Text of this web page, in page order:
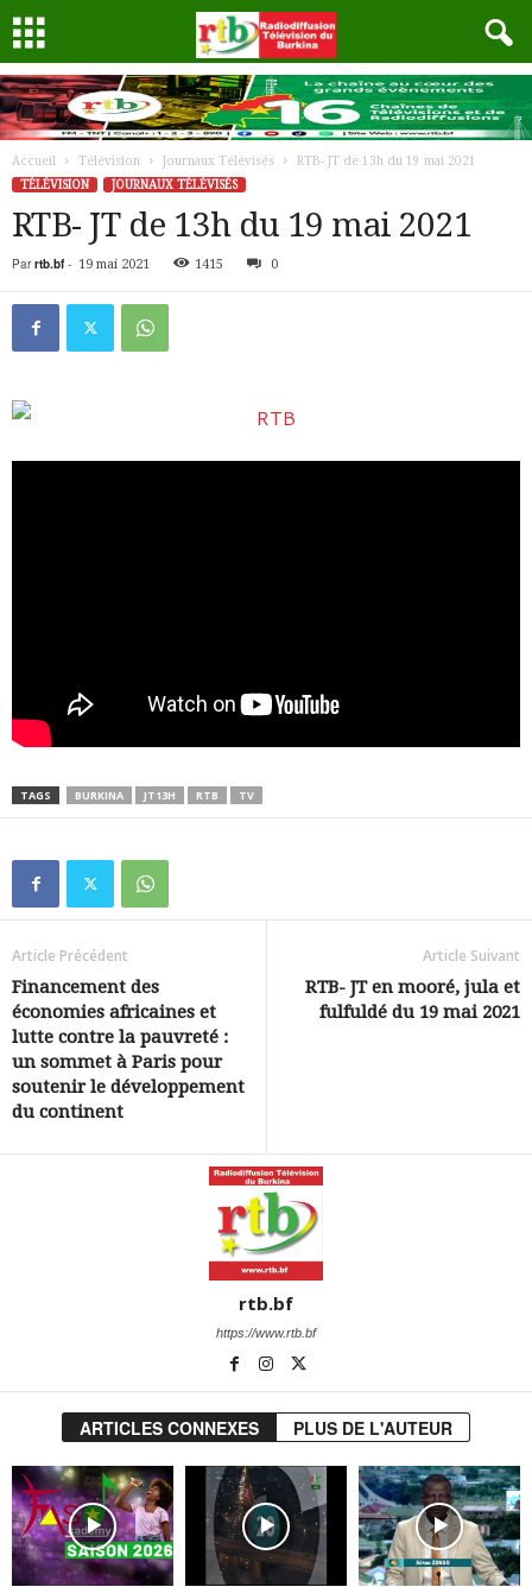
Accueil Télévision Journaux Télévisés
RTB- JT de 13h du 19 mai 2021
TÉLÉVISION
JOURNAUX TÉLÉVISÉS
RTB- JT de 13h du 19 mai 2021
Par rtb.bf- 19 mai 2021 1415 0
TAGS BURKINA JT13H RTB TV
Article Précédent
Financement des
économies africaines et
lutte contre la pauvreté :
un sommet à Paris pour
soutenir le développement
du continent
Article Suivant
RTB- JT en mooré, jula et
fulfuldé du 19 mai 2021
rtb.bf
https://www.rtb.bf
ARTICLES CONNEXES PLUS DE L'AUTEUR